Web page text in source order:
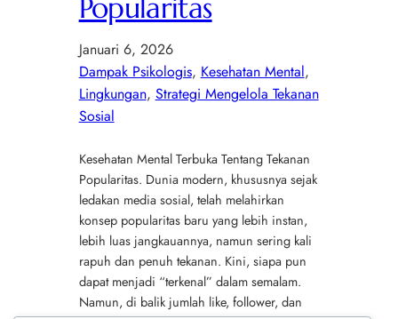
Popularitas
Januari 6, 2026
Dampak Psikologis, Kesehatan Mental
Lingkungan, Strategi Mengelola Tekanan
Sosial
Kesehatan Mental Terbuka Tentang Tekanan
Popularitas. Dunia modern, khususnya sejak
ledakan media sosial, telah melahirkan
konsep popularitas baru yang lebih instan,
lebih luas jangkauannya, namun sering kali
rapuh dan penuh tekanan. Kini, siapa pun
dapat menjadi “terkenal” dalam semalam.
Namun, di balik jumlah like, follower, dan